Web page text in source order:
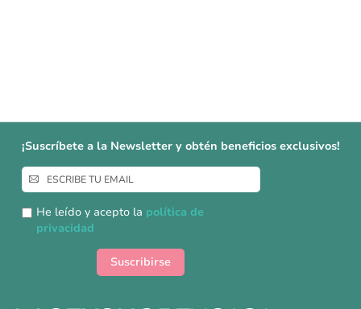
¡Suscríbete a la Newsletter y obtén beneficios exclusivos!
Inscríbase
a
nuestro
boletín
He leído y acepto la política de
privacidad
Suscribirse